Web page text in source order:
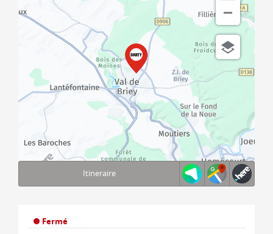
© 1987–2026 HERE, IGN, Deutschland
Itineraire
Fermé